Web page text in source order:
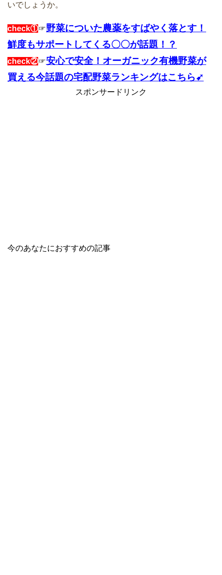
いでしょうか。
check①☞野菜についた農薬をすばやく落とす！
鮮度もサポートしてくる〇〇が話題！？
check②☞安心で安全！オーガニック有機野菜が
買える今話題の宅配野菜ランキングはこちら➹
スポンサードリンク
今のあなたにおすすめの記事